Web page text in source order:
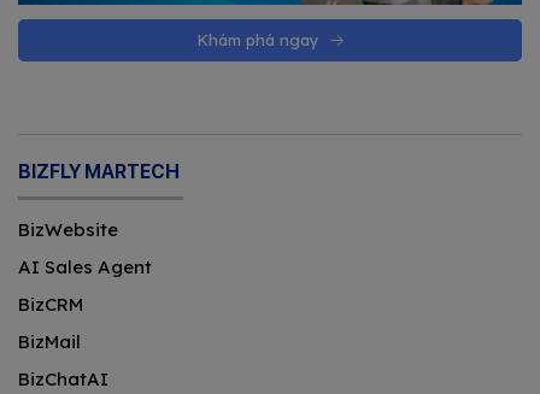
Khám phá ngay
BIZFLY MARTECH
BizWebsite
AI Sales Agent
BizCRM
BizMail
BizChatAI